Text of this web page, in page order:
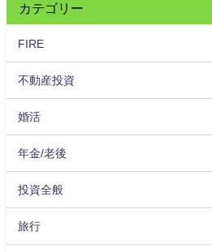
カテゴリー
FIRE
不動産投資
婚活
年金/老後
投資全般
旅行